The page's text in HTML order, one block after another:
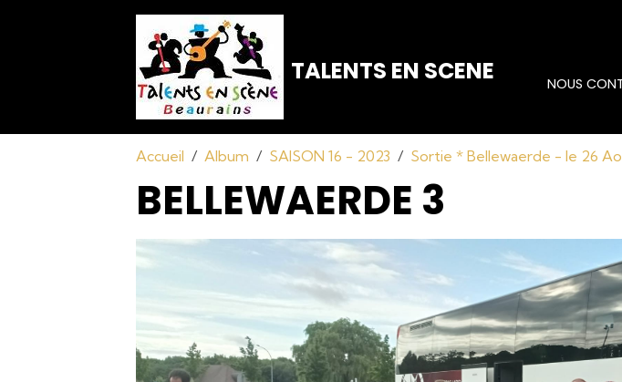
TALENTS EN SCENE
NOUS
Accueil Album SAISON 16 - 2023 Sortie * Bellewaerde - le 26
BELLEWAERDE 3